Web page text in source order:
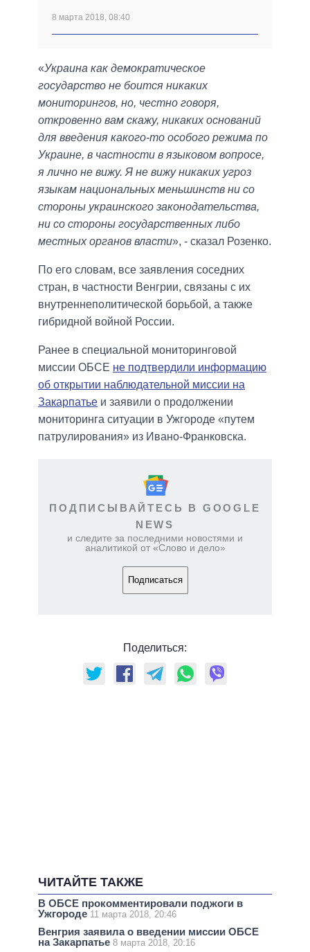
8 марта 2018, 08:40
«Украина как демократическое
государство не боится никаких
мониторингов, но, честно говоря,
откровенно вам скажу, никаких оснований
для введения какого-то особого режима по
Украине, в частности в языковом вопросе,
я лично не вижу. Я не вижу никаких угроз
языкам национальных меньшинств ни со
стороны украинского законодательства,
ни со стороны государственных либо
местных органов власти», - сказал Розенко.
По его словам, все заявления соседних
стран, в частности Венгрии, связаны с их
внутреннеполитической борьбой, а также
гибридной войной России.
Ранее в специальной мониторинговой
миссии ОБСЕ не подтвердили информацию
об открытии наблюдательной миссии на
Закарпатье и заявили о продолжении
мониторинга ситуации в Ужгороде «путем
патрулирования» из Ивано-Франковска.
ПОДПИСЫВАЙТЕСЬ В GOOGLE
NEWS
и следите за последними новостями и
аналитикой от «Слово и дело»
Подписаться
Поделиться:
ЧИТАЙТЕ ТАКЖЕ
В ОБСЕ прокомментировали поджоги в
Ужгороде 11 марта 2018, 20:46
Венгрия заявила о введении миссии ОБСЕ
на Закарпатье 8 марта 2018, 20:16